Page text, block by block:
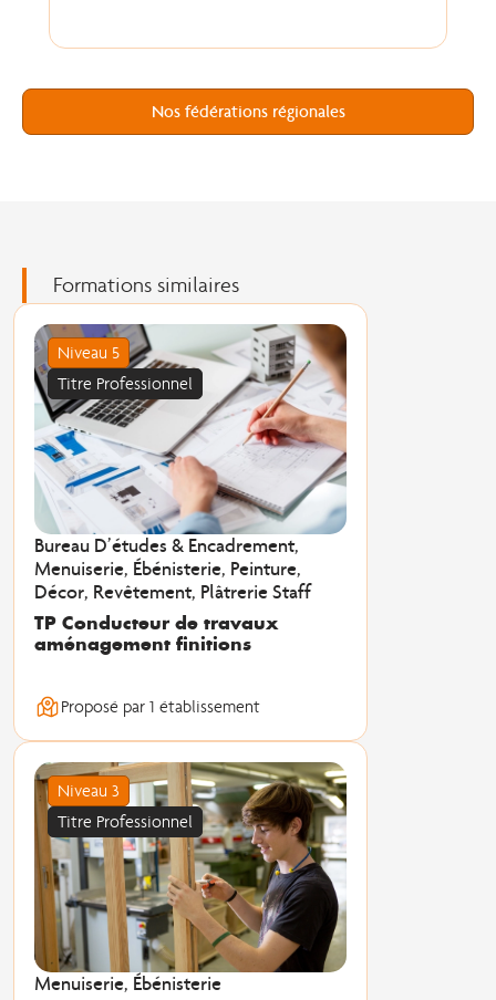
Nos fédérations régionales
Formations similaires
Niveau 5
Titre Professionnel
Bureau D’études & Encadrement,
Menuiserie, Ébénisterie, Peinture,
Décor, Revêtement, Plâtrerie Staff
TP Conducteur de travaux
aménagement finitions
Proposé par 1 établissement
Niveau 3
Titre Professionnel
Menuiserie, Ébénisterie